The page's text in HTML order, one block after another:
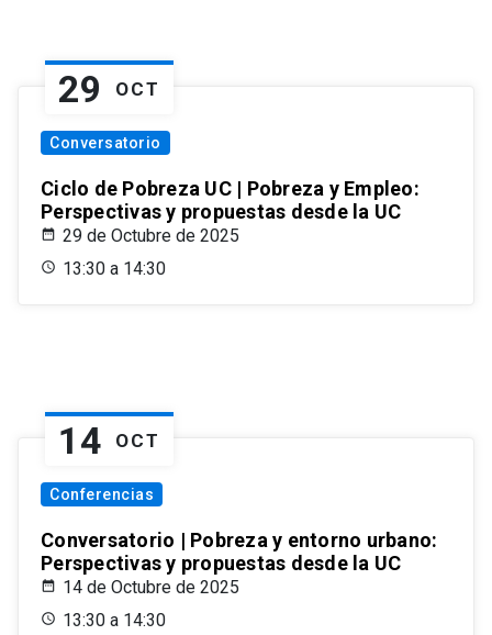
29 OCT
Conversatorio
Ciclo de Pobreza UC | Pobreza y Empleo:
Perspectivas y propuestas desde la UC
29 de Octubre de 2025
13:30 a 14:30
14 OCT
Conferencias
Conversatorio | Pobreza y entorno urbano:
Perspectivas y propuestas desde la UC
14 de Octubre de 2025
13:30 a 14:30